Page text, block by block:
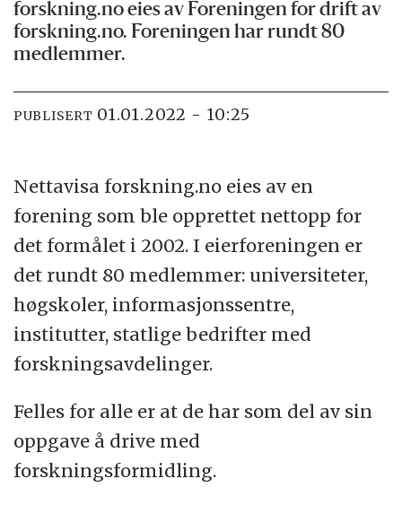
forskning.no eies av Foreningen for drift av
forskning.no. Foreningen har rundt 80
medlemmer.
PUBLISERT 01.01.2022 - 10:25
Nettavisa forskning.no eies av en
forening som ble opprettet nettopp for
det formålet i 2002. I eierforeningen er
det rundt 80 medlemmer: universiteter,
høgskoler, informasjonssentre,
institutter, statlige bedrifter med
forskningsavdelinger.
Felles for alle er at de har som del av sin
oppgave å drive med
forskningsformidling.